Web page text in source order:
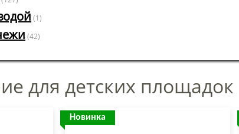
(1)
(42)
для детских площадок
Новинка